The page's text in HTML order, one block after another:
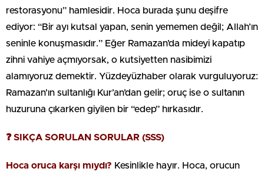
restorasyonu” hamlesidir. Hoca burada şunu deşifre
ediyor: “Bir ayı kutsal yapan, senin yememen değil; Allah’ın
seninle konuşmasıdır.” Eğer Ramazan’da mideyi kapatıp
zihni vahiye açmıyorsak, o kutsiyetten nasibimizi
alamıyoruz demektir. Yüzdeyüzhaber olarak vurguluyoruz:
Ramazan’ın sultanlığı Kur’an’dan gelir; oruç ise o sultanın
huzuruna çıkarken giyilen bir “edep” hırkasıdır.
❓ SIKÇA SORULAN SORULAR (SSS)
Hoca oruca karşı mıydı? Kesinlikle hayır. Hoca, orucun